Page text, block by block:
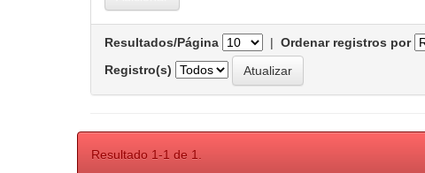
Resultados/Página | Ordenar registros por
Registro(s)
Resultado 1-1 de 1.